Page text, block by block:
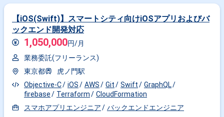
【iOS(Swift)】スマートシティ向けiOSアプリおよびバ
ックエンド開発対応
1,050,000円/月
業務委託(フリーランス)
東京都
虎ノ門駅
Objective-C
iOS AWS Git Swift
GraphQL
firebase
Terraform
CloudFormation
スマホアプリエンジニア
バックエンドエンジニア
その他開発言語・スキルから探す
iOS Swift Java
JavaScript
PHP AWS
その他の職種から探す
スマホアプリエンジニア
アプリケーションエンジニア
サーバーサイドエンジニア